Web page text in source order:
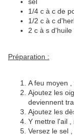
1/4 c à c de
1/2 c à c
2 c à s d'huile
Préparation :
A feu moyen ,
Ajoutez les
deviennent
Ajoutez les
Y mettre l'ail ,
Versez le sel